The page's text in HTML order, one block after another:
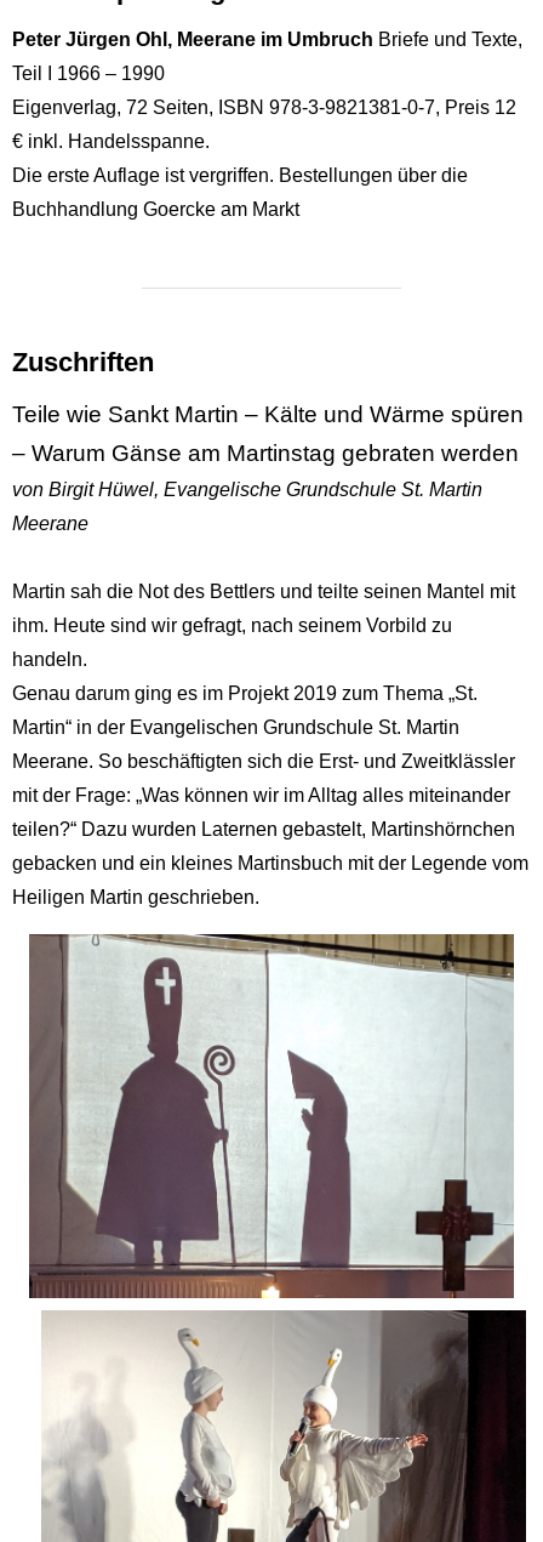
Peter Jürgen Ohl, Meerane im Umbruch Briefe und Texte,
Teil I 1966 – 1990
Eigenverlag, 72 Seiten, ISBN 978-3-9821381-0-7, Preis 12
€ inkl. Handelsspanne.
Die erste Auflage ist vergriffen. Bestellungen über die
Buchhandlung Goercke am Markt
Zuschriften
Teile wie Sankt Martin – Kälte und Wärme spüren
– Warum Gänse am Martinstag gebraten werden
von Birgit Hüwel, Evangelische Grundschule St. Martin
Meerane
Martin sah die Not des Bettlers und teilte seinen Mantel mit
ihm. Heute sind wir gefragt, nach seinem Vorbild zu
handeln.
Genau darum ging es im Projekt 2019 zum Thema „St.
Martin“ in der Evangelischen Grundschule St. Martin
Meerane. So beschäftigten sich die Erst- und Zweitklässler
mit der Frage: „Was können wir im Alltag alles miteinander
teilen?“ Dazu wurden Laternen gebastelt, Martinshörnchen
gebacken und ein kleines Martinsbuch mit der Legende vom
Heiligen Martin geschrieben.